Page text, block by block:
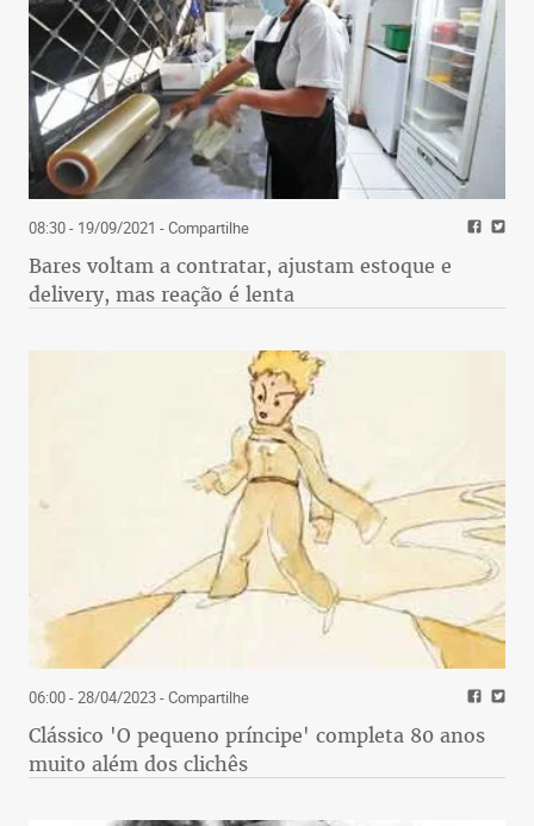
08:30 - 19/09/2021 - Compartilhe
Bares voltam a contratar, ajustam estoque e
delivery, mas reação é lenta
06:00 - 28/04/2023- Compartilhe
Clássico 'O pequeno príncipe' completa 80 anos
muito além dos clichês